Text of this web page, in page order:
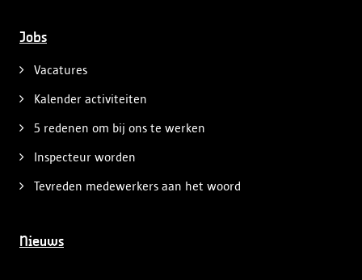
Jobs
Vacatures
Kalender activiteiten
5 redenen om bij ons te werken
Inspecteur worden
Tevreden medewerkers aan het woord
Nieuws